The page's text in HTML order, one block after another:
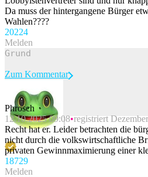
Da muss der hintergangene Bürger
Wahlen????
20224
Melden
Beitrag melden
Zum Kommentar
Phrosch
12.10.2025 09:08 registriert
Recht hat er. Leider betrachten die
nicht durch die volkswirtschaftliche
privaten Gewinnmaximierung einer
18729
Melden